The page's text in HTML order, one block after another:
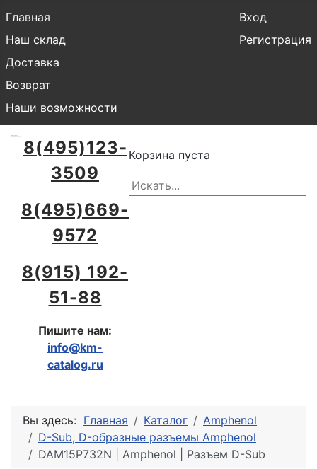
Главная
Наш склад
Доставка
Возврат
Наши возможности
Вход
Регистрация
8(495)123-
3509
8(495)669-
9572
8(915) 192-
51-88
Пишите нам:
info@km-
catalog.ru
Корзина пуста
Вы здесь: Главная Каталог
Amphenol
D-Sub, D-образные разъемы Amphenol
DAM15P732N | Amphenol | Разъем D-Sub